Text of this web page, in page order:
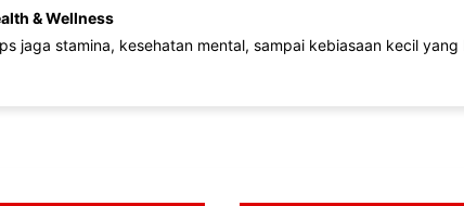
& Wellness
jaga stamina, kesehatan mental, sampai kebiasaan kecil